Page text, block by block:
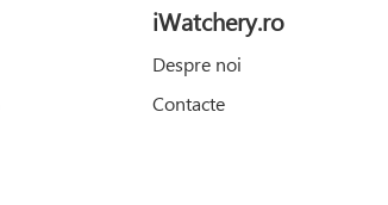
iWatchery.ro
Despre noi
Contacte